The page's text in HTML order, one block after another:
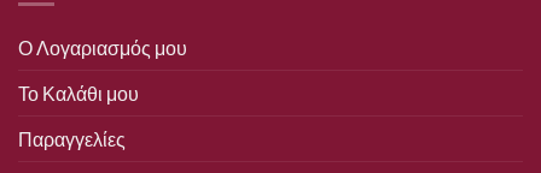
Ο Λογαριασμός μου
Το Καλάθι μου
Παραγγελίες